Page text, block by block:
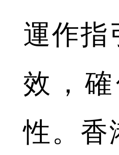
運作指
效，
性。香